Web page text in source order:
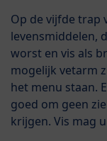
Op de vijfde trap
levensmiddelen,
worst en vis als
mogelijk vetarm
het menu staan.
goed om geen
krijgen. Vis mag